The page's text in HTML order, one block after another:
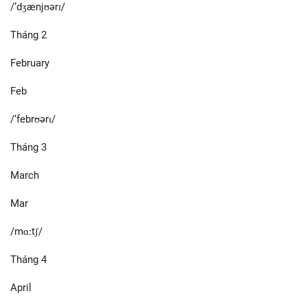
/‘dʒænjʊərɪ/
Tháng 2
February
Feb
/‘febrʊərɪ/
Tháng 3
March
Mar
/mɑːtʃ/
Tháng 4
April